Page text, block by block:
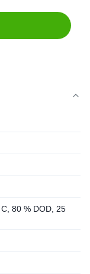
80 % DOD, 25